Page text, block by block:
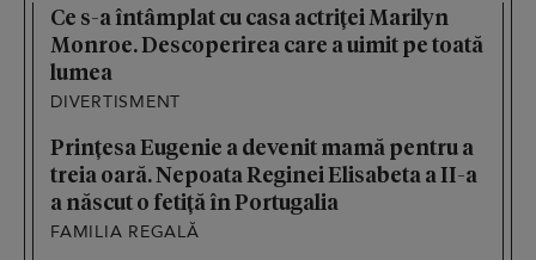
Ce s-a întâmplat cu casa actriței Marilyn
Monroe. Descoperirea care a uimit pe toată
lumea
DIVERTISMENT
Prințesa Eugenie a devenit mamă pentru a
treia oară. Nepoata Reginei Elisabeta a II-a
a născut o fetiță în Portugalia
FAMILIA REGALĂ